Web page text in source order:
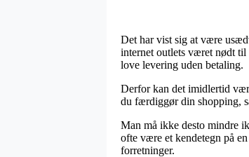
Det har vist sig at være
internet outlets været nødt til
love levering uden betaling.
Derfor kan det imidlertid
du færdiggør din shopping,
Man må ikke desto mindre
ofte være et kendetegn på
forretninger.